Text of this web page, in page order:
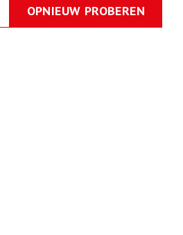
OPNIEUW PROBEREN